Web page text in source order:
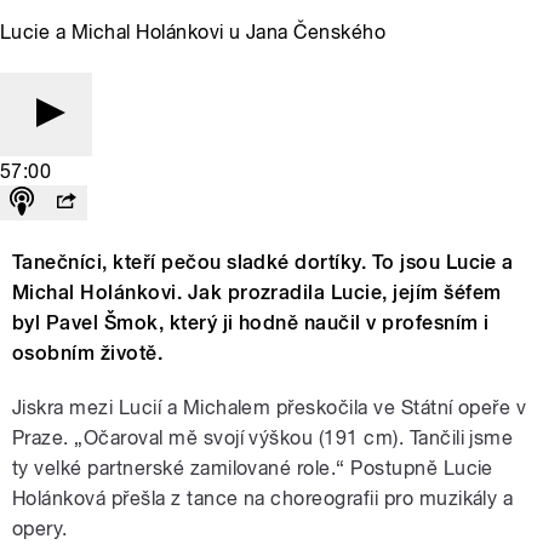
Lucie a Michal Holánkovi u Jana Čenského
57:00
Tanečníci, kteří pečou sladké dortíky. To jsou Lucie a
Michal Holánkovi. Jak prozradila Lucie, jejím šéfem
byl Pavel Šmok, který ji hodně naučil v profesním i
osobním životě.
Jiskra mezi Lucií a Michalem přeskočila ve Státní opeře v
Praze. „Očaroval mě svojí výškou (191 cm). Tančili jsme
ty velké partnerské zamilované role.“ Postupně Lucie
Holánková přešla z tance na choreografii pro muzikály a
opery.